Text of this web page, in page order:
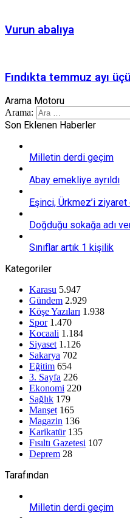
Vurun abalıya
Fındıkta temmuz ayı
Arama Motoru
Arama:
Son Eklenen Haberler
Milletin derdi geçim
Abay emekliye ayrıldı
Eşinci, Ürkmez’i
Doğduğu sokağa adı
Sınıflar artık 1 kişilik
Kategoriler
Karasu 5.947
Gündem 2.929
Köşe Yazıları 1.938
Spor 1.470
Kocaali 1.184
Siyaset 1.126
Sakarya 702
Eğitim 654
3. Sayfa 226
Ekonomi 220
Sağlık 179
Manşet 165
Magazin 136
Karikatür 135
Fısıltı Gazetesi 107
Deprem 28
Tarafından
Milletin derdi geçim